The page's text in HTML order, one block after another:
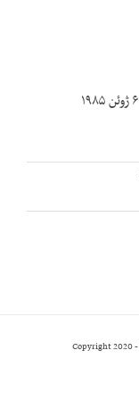
روایت‌کننده: آقای مهدی پیراسته تاریخ مصاحبه: ۶ ژوئن ۱۹۸۵